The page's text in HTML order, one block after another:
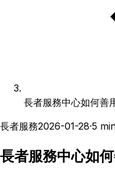
長者服務中心如何善
長者服務2026-01-28·5
長者服務中心如